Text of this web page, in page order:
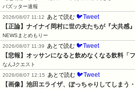
バズッター速報
2026/08/07 11:12 あとで読む 🐦Tweet
【正論】ナイナイ岡村に世の夫たちが『大共感
NEWSまとめもりー
2026/08/07 11:39 あとで読む 🐦Tweet
【悲報】オッサンになると飲めなくなる飲料「
なんJクエスト
2026/08/07 12:15 あとで読む 🐦Tweet
【画像】池田エライザ、ぽっちゃりしてしまう